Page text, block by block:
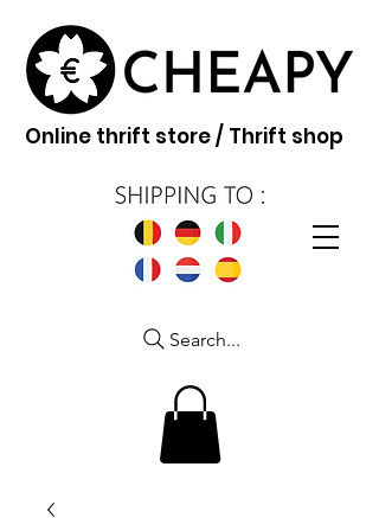
Online thrift store / Thrift shop
Search...